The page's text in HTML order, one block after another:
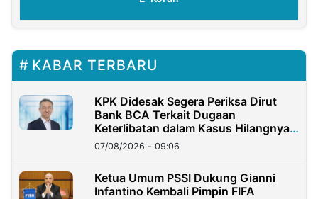
KABAR TERBARU
KPK Didesak Segera Periksa Dirut
Bank BCA Terkait Dugaan
Keterlibatan dalam Kasus Hilangnya
Dana Nasabah Rp2,58 Miliar
07/08/2026 - 09:06
Ketua Umum PSSI Dukung Gianni
Infantino Kembali Pimpin FIFA